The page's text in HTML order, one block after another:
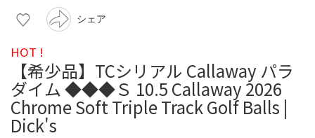
シェア
HOT !
【希少品】TCシリアル Callaway パラ
ダイム ◆◆◆Ｓ 10.5 Callaway 2026
Chrome Soft Triple Track Golf Balls |
Dick's